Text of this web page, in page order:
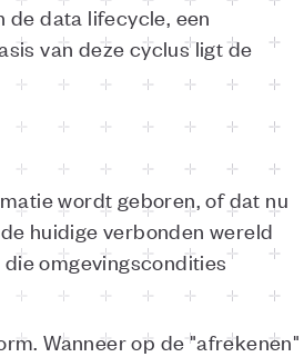
de data lifecycle, een
van deze cyclus ligt de
wordt geboren, of dat nu
huidige verbonden wereld
omgevingscondities
Wanneer op de "afrekenen"